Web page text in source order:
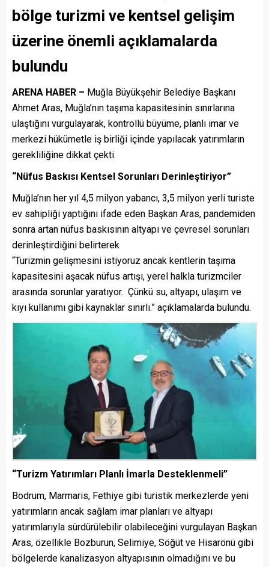
bölge turizmi ve kentsel gelişim
üzerine önemli açıklamalarda
bulundu
ARENA HABER – Muğla Büyükşehir Belediye Başkanı
Ahmet Aras, Muğla’nın taşıma kapasitesinin sınırlarına
ulaştığını vurgulayarak, kontrollü büyüme, planlı imar ve
merkezi hükümetle iş birliği içinde yapılacak yatırımların
gerekliliğine dikkat çekti.
“Nüfus Baskısı Kentsel Sorunları Derinleştiriyor”
Muğla’nın her yıl 4,5 milyon yabancı, 3,5 milyon yerli turiste
ev sahipliği yaptığını ifade eden Başkan Aras, pandemiden
sonra artan nüfus baskısının altyapı ve çevresel sorunları
derinleştirdiğini belirterek
“Turizmin gelişmesini istiyoruz ancak kentlerin taşıma
kapasitesini aşacak nüfus artışı, yerel halkla turizmciler
arasında sorunlar yaratıyor. Çünkü su, altyapı, ulaşım ve
kıyı kullanımı gibi kaynaklar sınırlı.” açıklamalarda bulundu.
“Turizm Yatırımları Planlı İmarla Desteklenmeli”
Bodrum, Marmaris, Fethiye gibi turistik merkezlerde yeni
yatırımların ancak sağlam imar planları ve altyapı
yatırımlarıyla sürdürülebilir olabileceğini vurgulayan Başkan
Aras, özellikle Bozburun, Selimiye, Söğüt ve Hisarönü gibi
bölgelerde kanalizasyon altyapısının olmadığını ve bu